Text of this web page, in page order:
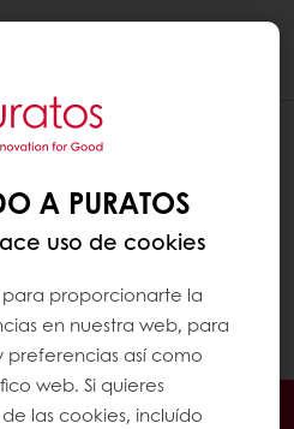
ALMACENARSE
en un lugar
relativa máxima del
°C), alejado de la luz
extraños.
A PURATOS
uso de cookies
para proporcionarte la
en nuestra web, para
preferencias así como
web. Si quieres
las cookies, incluído
exclusivas